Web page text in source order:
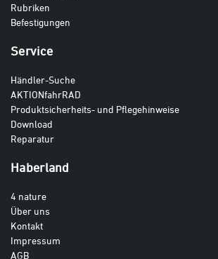
Rubriken
Befestigungen
Service
Händler-Suche
AKTIONfahrRAD
Produktsicherheits- und Pflegehinweise
Download
Reparatur
Haberland
4 nature
Über uns
Kontakt
Impressum
AGB